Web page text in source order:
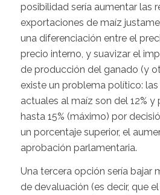
posibilidad sería aumentar las
exportaciones de maíz
una diferenciación entre el
precio interno, y suavizar el
de producción del ganado (y
existe un problema político:
actuales al maíz son del 12%
hasta 15% (máximo) por
un porcentaje superior, el
aprobación parlamentaria.
Una tercera opción sería bajar
de devaluación (es decir, que